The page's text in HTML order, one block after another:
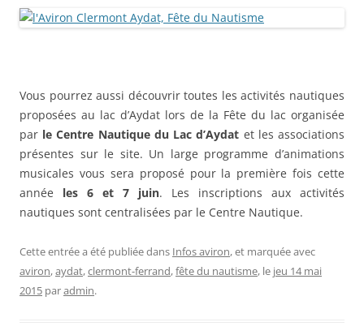
Vous pourrez aussi découvrir toutes les activités nautiques
proposées au lac d’Aydat lors de la Fête du lac organisée
par le Centre Nautique du Lac d’Aydat et les associations
présentes sur le site. Un large programme d’animations
musicales vous sera proposé pour la première fois cette
année les 6 et 7 juin. Les inscriptions aux activités
nautiques sont centralisées par le Centre Nautique.
Cette entrée a été publiée dans Infos aviron, et marquée avec
aviron,aydat,clermont-ferrand,fête du nautisme, le jeu 14 mai
2015 paradmin.